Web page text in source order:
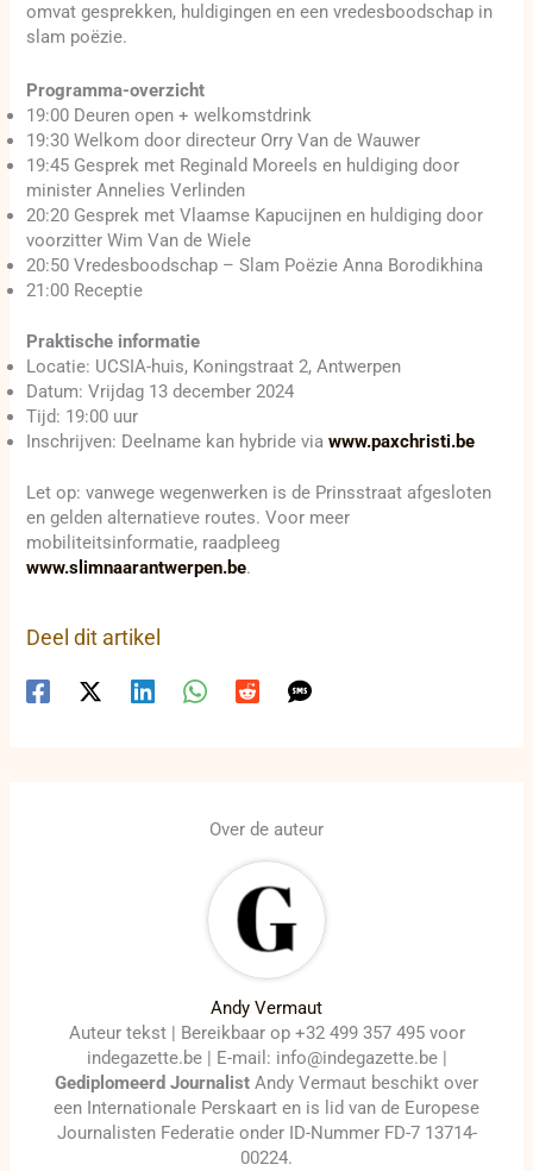
omvat gesprekken, huldigingen en een vredesboodschap in
slam poëzie.
Programma-overzicht
19:00 Deuren open + welkomstdrink
19:30 Welkom door directeur Orry Van de Wauwer
19:45 Gesprek met Reginald Moreels en huldiging door
minister Annelies Verlinden
20:20 Gesprek met Vlaamse Kapucijnen en huldiging door
voorzitter Wim Van de Wiele
20:50 Vredesboodschap – Slam Poëzie Anna Borodikhina
21:00 Receptie
Praktische informatie
Locatie: UCSIA-huis, Koningstraat 2, Antwerpen
Datum: Vrijdag 13 december 2024
Tijd: 19:00 uur
Inschrijven: Deelname kan hybride viawww.paxchristi.be
Let op: vanwege wegenwerken is de Prinsstraat afgesloten
en gelden alternatieve routes. Voor meer
mobiliteitsinformatie, raadpleeg
www.slimnaarantwerpen.be.
Deel dit artikel
Over de auteur
Andy Vermaut
Auteur tekst | Bereikbaar op +32 499 357 495 voor
indegazette.be | E-mail: info@indegazette.be |
Gediplomeerd Journalist Andy Vermaut beschikt over
een Internationale Perskaart en is lid van de Europese
Journalisten Federatie onder ID-Nummer FD-7 13714-
00224.